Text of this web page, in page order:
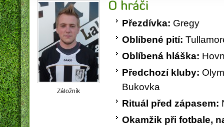
Záložník
Přezdívka: Gregy
Oblíbené pití:
Oblíbená hláška:
Předchozí kluby:
Bukovka
Rituál před zápasem:
Okamžik při fotbale,
Obec Vysoká nad Labem PICOP - Miroslav Píša